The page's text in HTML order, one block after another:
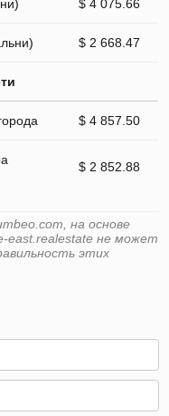
$ 4 075.66
$ 2 668.47
$ 4 857.50
$ 2 852.88
на основе
east.realestate не может
этих